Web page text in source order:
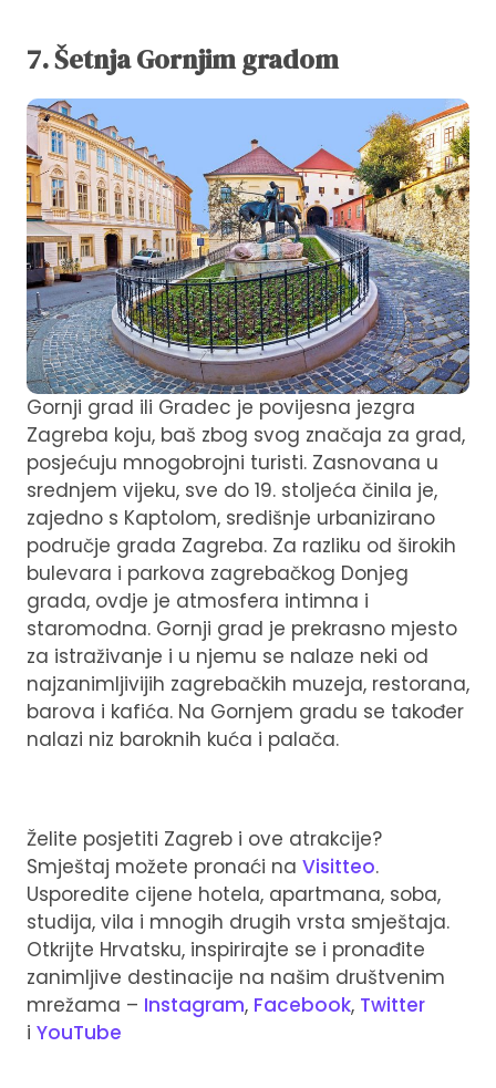
7. Šetnja Gornjim gradom
Gornji grad ili Gradec je povijesna jezgra
Zagreba koju, baš zbog svog značaja za grad,
posjećuju mnogobrojni turisti. Zasnovana u
srednjem vijeku, sve do 19. stoljeća činila je,
zajedno s Kaptolom, središnje urbanizirano
područje grada Zagreba. Za razliku od širokih
bulevara i parkova zagrebačkog Donjeg
grada, ovdje je atmosfera intimna i
staromodna. Gornji grad je prekrasno mjesto
za istraživanje i u njemu se nalaze neki od
najzanimljivijih zagrebačkih muzeja, restorana,
barova i kafića. Na Gornjem gradu se također
nalazi niz baroknih kuća i palača.
Želite posjetiti Zagreb i ove atrakcije?
Smještaj možete pronaći na Visitteo.
Usporedite cijene hotela, apartmana, soba,
studija, vila i mnogih drugih vrsta smještaja.
Otkrijte Hrvatsku, inspirirajte se i pronađite
zanimljive destinacije na našim društvenim
mrežama – Instagram, Facebook, Twitter
i YouTube